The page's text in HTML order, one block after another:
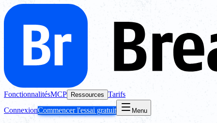
FonctionnalitésMCP Ressources Tarifs
ConnexionCommencer l'essai gratuit Menu